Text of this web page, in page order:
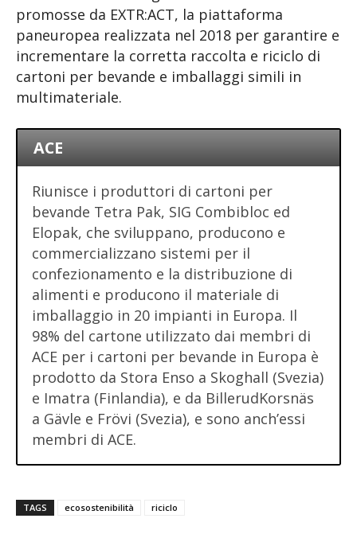
promosse da EXTR:ACT, la piattaforma
paneuropea realizzata nel 2018 per garantire e
incrementare la corretta raccolta e riciclo di
cartoni per bevande e imballaggi simili in
multimateriale.
ACE
Riunisce i produttori di cartoni per
bevande Tetra Pak, SIG Combibloc ed
Elopak, che sviluppano, producono e
commercializzano sistemi per il
confezionamento e la distribuzione di
alimenti e producono il materiale di
imballaggio in 20 impianti in Europa. Il
98% del cartone utilizzato dai membri di
ACE per i cartoni per bevande in Europa è
prodotto da Stora Enso a Skoghall (Svezia)
e Imatra (Finlandia), e da BillerudKorsnäs
a Gävle e Frövi (Svezia), e sono anch’essi
membri di ACE.
TAGS ecosostenibilità riciclo